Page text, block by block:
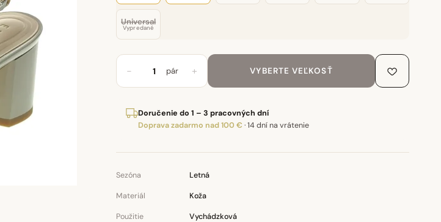
Universal
Vypredané
− pár + VYBERTE VEĽKOSŤ
Doručenie do 1 – 3 pracovných dní
Doprava zadarmo nad 100 € ·14 dní na vrátenie
Sezóna Letná
Materiál Koža
Použitie Vychádzková